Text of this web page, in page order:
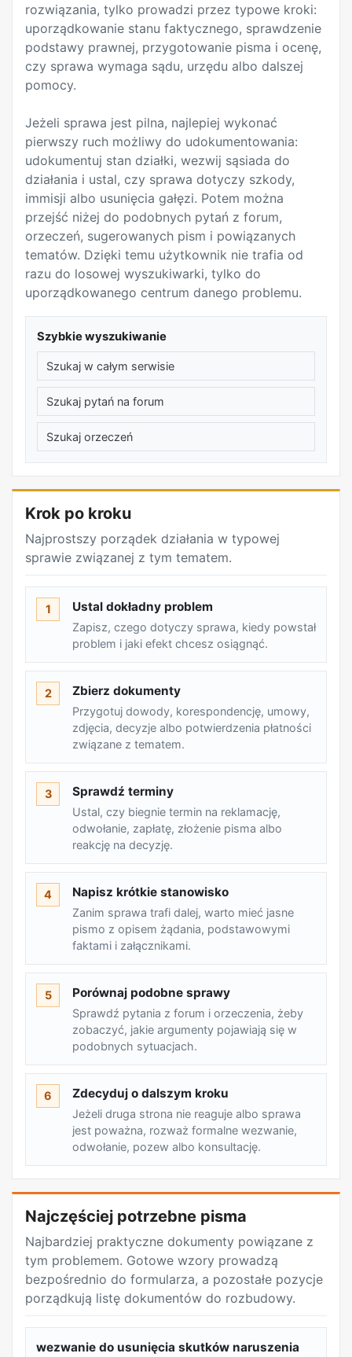
rozwiązania, tylko prowadzi przez typowe kroki:
uporządkowanie stanu faktycznego, sprawdzenie
podstawy prawnej, przygotowanie pisma i ocenę,
czy sprawa wymaga sądu, urzędu albo dalszej
pomocy.
Jeżeli sprawa jest pilna, najlepiej wykonać
pierwszy ruch możliwy do udokumentowania:
udokumentuj stan działki, wezwij sąsiada do
działania i ustal, czy sprawa dotyczy szkody,
immisji albo usunięcia gałęzi. Potem można
przejść niżej do podobnych pytań z forum,
orzeczeń, sugerowanych pism i powiązanych
tematów. Dzięki temu użytkownik nie trafia od
razu do losowej wyszukiwarki, tylko do
uporządkowanego centrum danego problemu.
Szybkie wyszukiwanie
Szukaj w całym serwisie
Szukaj pytań na forum
Szukaj orzeczeń
Krok po kroku
Najprostszy porządek działania w typowej
sprawie związanej z tym tematem.
1 Ustal dokładny problem
Zapisz, czego dotyczy sprawa, kiedy powstał
problem i jaki efekt chcesz osiągnąć.
2 Zbierz dokumenty
Przygotuj dowody, korespondencję, umowy,
zdjęcia, decyzje albo potwierdzenia płatności
związane z tematem.
3 Sprawdź terminy
Ustal, czy biegnie termin na reklamację,
odwołanie, zapłatę, złożenie pisma albo
reakcję na decyzję.
4 Napisz krótkie stanowisko
Zanim sprawa trafi dalej, warto mieć jasne
pismo z opisem żądania, podstawowymi
faktami i załącznikami.
5 Porównaj podobne sprawy
Sprawdź pytania z forum i orzeczenia, żeby
zobaczyć, jakie argumenty pojawiają się w
podobnych sytuacjach.
6 Zdecyduj o dalszym kroku
Jeżeli druga strona nie reaguje albo sprawa
jest poważna, rozważ formalne wezwanie,
odwołanie, pozew albo konsultację.
Najczęściej potrzebne pisma
Najbardziej praktyczne dokumenty powiązane z
tym problemem. Gotowe wzory prowadzą
bezpośrednio do formularza, a pozostałe pozycje
porządkują listę dokumentów do rozbudowy.
wezwanie do usunięcia skutków naruszenia